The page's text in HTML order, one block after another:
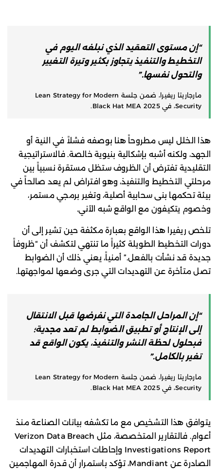
“إن مستوى التعقيد الذي نبلغه اليوم في
التخطيط والتنفيذ يتجاوز بكثير وتيرة التغيير
والتحول نفسها.”
مارجاريتا ريفيرا، ضمن جلسة Lean Strategy for Modern
Security، في Black Hat MEA 2025.
هذا الخلل ليس مطروحاً هنا بوصفه فشلاً في النية أو
الجهد، ولكنه أشبه بإشكالية بنيوية خالصة. فالاستراتيجية
التقليدية تفترض أن الظروف ستظل مستقرة نسبياً بين
مرحلتي التخطيط والتنفيذ، وهو افتراض لم يعد صالحاً في
بيئة تحكمها بنى سحابية أصلية، وتغير برمجي مستمر،
وخصوم يتكيفون مع الواقع شبه الآني.
تلخص ريفيرا هذا الواقع بعبارة مكثفة حين تشير إلى أن
دورات التخطيط الطويلة كثيراً ما تنتهي لتكشف أن “ظروفاً
جديدة قد نشأت بالفعل.” أمنياً، يعني ذلك أن الضوابط
تصل متأخرة عن التهديدات التي جرى وضعها لمواجهتها.
“إن المراحل الجامدة التي نفرضها قبل الانتقال
إلى الإنتاج أو تطبيق الضوابط لم تعد مجدية؛
فبحلول لحظة النشر والتنفيذ، يكون الواقع قد
تغير بالكامل.”
مارجاريتا ريفيرا، ضمن جلسة Lean Strategy for Modern
Security، في Black Hat MEA 2025.
يتوافق هذا التشخيص مع ما تكشفه بيانات الصناعة منذ
أعوام. فالتقارير المتخصصة، مثل Verizon Data Breach
Investigations Report وإحاطات استخبارات التهديدات
الصادرة عن Mandiant، تؤكد باستمرار أن قدرة المهاجمين